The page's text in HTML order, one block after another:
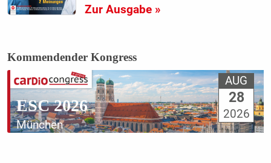
Zur Ausgabe »
Kommendender Kongress
ESC 2026
München
AUG
28
2026